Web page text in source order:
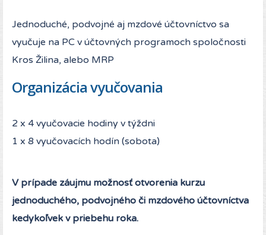
Jednoduché, podvojné aj mzdové účtovníctvo sa
vyučuje na PC v účtovných programoch spoločnosti
Kros Žilina, alebo MRP
Organizácia vyučovania
2 x 4 vyučovacie hodiny v týždni
1 x 8 vyučovacích hodín (sobota)
V prípade záujmu možnosť otvorenia kurzu
jednoduchého, podvojného či mzdového účtovníctva
kedykoľvek v priebehu roka.